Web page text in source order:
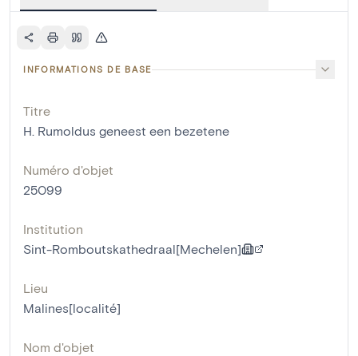
INFORMATIONS DE BASE
Titre
H. Rumoldus geneest een bezetene
Numéro d'objet
25099
Institution
Sint-Romboutskathedraal[Mechelen]
Lieu
Malines[localité]
Nom d'objet